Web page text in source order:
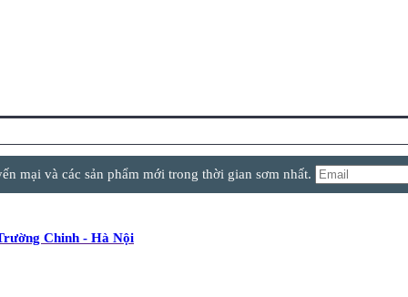
mại và các sản phẩm mới trong thời gian sơm nhất.
Chinh - Hà Nội